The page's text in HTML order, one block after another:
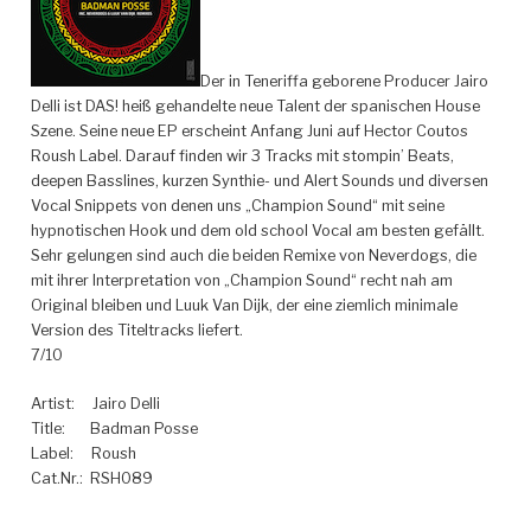
Der in Teneriffa geborene Producer Jairo
Delli ist DAS! heiß gehandelte neue Talent der spanischen House
Szene. Seine neue EP erscheint Anfang Juni auf Hector Coutos
Roush Label. Darauf finden wir 3 Tracks mit stompin’ Beats,
deepen Basslines, kurzen Synthie- und Alert Sounds und diversen
Vocal Snippets von denen uns „Champion Sound“ mit seine
hypnotischen Hook und dem old school Vocal am besten gefällt.
Sehr gelungen sind auch die beiden Remixe von Neverdogs, die
mit ihrer Interpretation von „Champion Sound“ recht nah am
Original bleiben und Luuk Van Dijk, der eine ziemlich minimale
Version des Titeltracks liefert.
7/10
Artist:
Jairo Delli
Title:
Badman Posse
Label:
Roush
Cat.Nr.: RSH089